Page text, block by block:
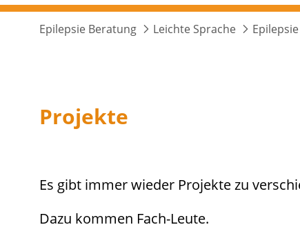
Epilepsie Beratung Leichte Sprache
Projekte
Es gibt immer wieder Projekte zu
Dazu kommen Fach-Leute.